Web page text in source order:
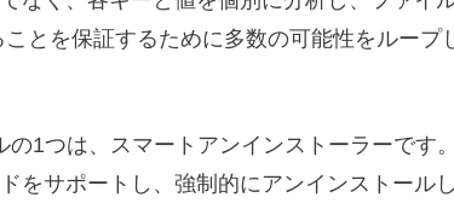
とを保証するために多数の可能性をループ
1つは、スマートアンインストーラーです
をサポートし、強制的にアンインストール